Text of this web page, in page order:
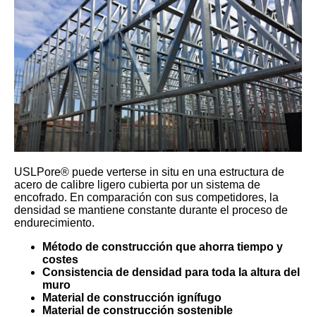
USLPore® puede verterse in situ en una estructura de
acero de calibre ligero cubierta por un sistema de
encofrado. En comparación con sus competidores, la
densidad se mantiene constante durante el proceso de
endurecimiento.
Método de construcción que ahorra tiempo y
costes
Consistencia de densidad para toda la altura del
muro
Material de construcción ignífugo
Material de construcción sostenible